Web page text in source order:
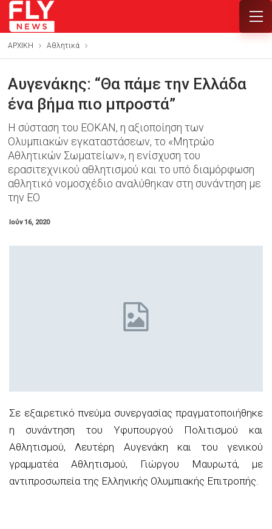
ΑΡΧΙΚΗ Αθλητικά
Αυγενάκης: “Θα πάμε την Ελλάδα
ένα βήμα πιο μπροστά”
Η σύσταση του ΕΟΚΑΝ, η αξιοποίηση των
Ολυμπιακών εγκαταστάσεων, το «Μητρώο
Αθλητικών Σωματείων», η ενίσχυση του
ερασιτεχνικού αθλητισμού και το υπό διαμόρφωση
αθλητικό νομοσχέδιο αναλύθηκαν στη συνάντηση με
την ΕΟ
Ιούν 16, 2020
Σε εξαιρετικό πνεύμα συνεργασίας πραγματοποιήθηκε
η συνάντηση του Υφυπουργού Πολιτισμού και
Αθλητισμού, Λευτέρη Αυγενάκη και του γενικού
γραμματέα Αθλητισμού, Γιώργου Μαυρωτά, με
αντιπροσωπεία της Ελληνικής Ολυμπιακής Επιτροπής.